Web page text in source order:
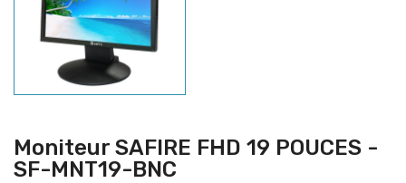
Moniteur SAFIRE FHD 19 POUCES -
SF-MNT19-BNC